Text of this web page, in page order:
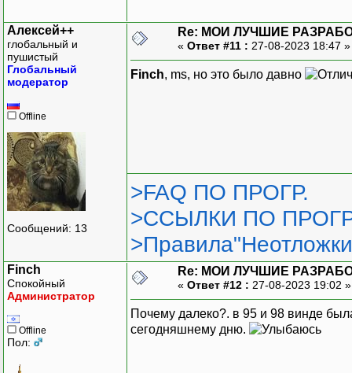
Алексей++
глобальный и
пушистый
Глобальный
модератор
Offline
Сообщений: 13
Re: МОИ ЛУЧШИЕ
« Ответ #11 : 27-08-2023 18:47
Finch, ms, но это было давно
>FAQ ПО ПРОГР.
>ССЫЛКИ ПО
Finch
Спокойный
Администратор
Offline
Пол:
Re: МОИ ЛУЧШИЕ
« Ответ #12 : 27-08-2023 19:02
Почему далеко?. в 95 и 98 винде
сегодняшнему дню.